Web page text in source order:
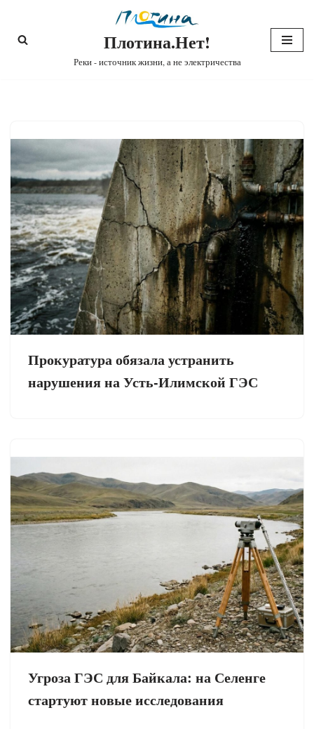
Перейти
Плотина.Нет!
Реки - источник жизни, а не электричества
Прокуратура обязала устранить
нарушения на Усть-Илимской ГЭС
Угроза ГЭС для Байкала: на Селенге
стартуют новые исследования